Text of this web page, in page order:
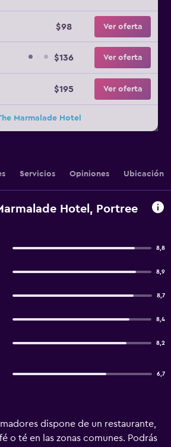
$98 Ver oferta
$136 Ver oferta
$195 Ver oferta
Marmalade Hotel
Servicios Opiniones Ubicación
Hotel, Portree
8,8
8,9
8,7
8,4
8,2
6,7
dispone de un restaurante,
o té en las zonas comunes. Podrás